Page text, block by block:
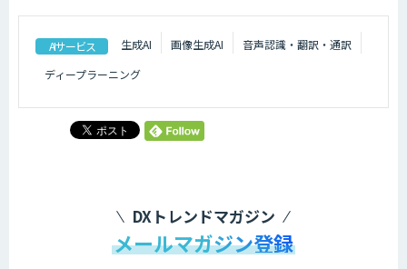
AIサービス 生成AI 画像生成AI
音声認識・翻訳・通訳
ディープラーニング
DXトレンドマガジン
メールマガジン登録